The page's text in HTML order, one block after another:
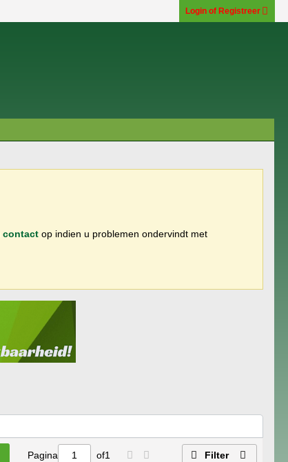
Login of Registreer
contact op indien u problemen ondervindt met
Pagina of1 Filter